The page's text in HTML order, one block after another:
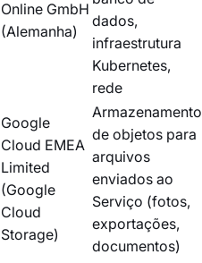
Online GmbH
(Alemanha)
dados,
infraestrutura
Kubernetes,
rede
Google
Cloud EMEA
Limited
(Google
Cloud
Storage)
Armazenamento
de objetos para
arquivos
enviados ao
Serviço (fotos,
exportações,
documentos)